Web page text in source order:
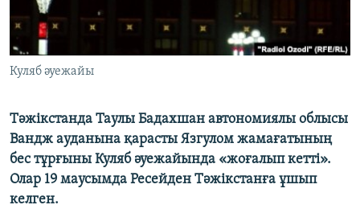
Куляб әуежайы
Тәжікстанда Таулы Бадахшан автономиялы облысы
Вандж ауданына қарасты Язгулом жамағатының
бес тұрғыны Куляб әуежайында «жоғалып кетті».
Олар 19 маусымда Ресейден Тәжікстанға ұшып
келген.